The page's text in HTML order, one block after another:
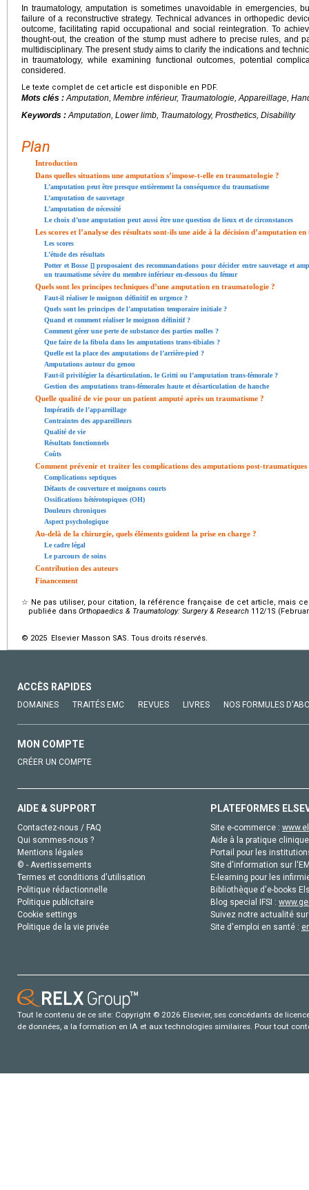
In traumatology, amputation is sometimes unavoidable in emergencies,
failure of a reconstructive strategy. Technical advances in orthopedic
outcome, facilitating rapid occupational and social reintegration. To
thought-out, the creation of the stump must adhere to precise rules, and
multidisciplinary. The present study aims to clarify the indications and
in traumatology, while examining functional outcomes, potential
considered.
Le texte complet de cet article est disponible en PDF.
Mots clés :Amputation, Membre inférieur, Traumatologie, Appareillage,
Keywords :Amputation, Lower limb, Traumatology, Prosthetics, Disability
Plan
Introduction
Dans quelles situations une amputation s’impose-t-elle en traumatologie ?
L’amputation peut être presque entièrement la conséquence du traumatisme
L’amputation de sauvetage
L’amputation de nécessité
Le choix d’une amputation peut aussi être une question de lieux et de circonstances
Les scores et l’analyse des résultats sont-ils une aide à la décision d’amputation en
Les scores
L’étude des résultats
Potter et Bosse [] proposaient des recommandations pour décider entre sauvetage et
un traumatisme sévère du membre inférieur en-dessous du fémur
Quels sont les principes techniques d’une amputation en traumatologie ?
Faut-il réaliser le moignon définitif en urgence ?
Quels sont les principes de l’amputation temporaire initiale ?
Quand et comment réaliser le moignon définitif ?
Comment gérer une perte de substance des parties molles ?
Que faire de la fibula dans les amputations trans-tibiales ?
Quelle est la place des amputations de l’arrière-pied ?
Amputations autour du genou
Faut-il privilégier la désarticulation, le Gritti ou l’amputation trans-fémorale ?
Gestion des amputations trans-fémorales haute et désarticulation de hanche
Quelle qualité de vie pour un patient amputé après un traumatisme ?
Impératifs de l’appareillage
Contraintes des appareilleurs
Qualité de vie
Résultats fonctionnels
Coûts
Comment prévenir et traiter les complications des amputations post-traumatiques
Complications septiques
Défauts de couverture et moignons courts
Ossifications hétérotopiques (OH)
Douleurs chroniques
Aspect psychologique
Au-delà de la chirurgie, quels éléments guident la prise en charge ?
Le cadre légal
Le parcours de soins
Contribution des auteurs
Financement
☆ Ne pas utiliser, pour citation, la référence française de cet article, mais
publiée dans Orthopaedics & Traumatology: Surgery & Research 112/1S
© 2025 Elsevier Masson SAS. Tous droits réservés.
ACCÈS RAPIDES
DOMAINES TRAITÉS EMC REVUES LIVRES NOS FORMULES
MON COMPTE
CRÉER UN COMPTE
AIDE & SUPPORT
Contactez-nous / FAQ
Qui sommes-nous ?
Mentions légales
© - Avertissements
Termes et conditions d'utilisation
Politique rédactionnelle
Politique publicitaire
Cookie settings
Politique de la vie privée
PLATEFORMES
Site e-commerce :
Aide à la pratique
Portail pour les
Site d'information sur
E-learning pour les
Bibliothèque d'e-books
Blog special IFSI :
Suivez notre actualité
Site d'emploi en santé :
Tout le contenu de ce site: Copyright © 2026 Elsevier, ses concédants de
de données, a la formation en IA et aux technologies similaires. Pour tout